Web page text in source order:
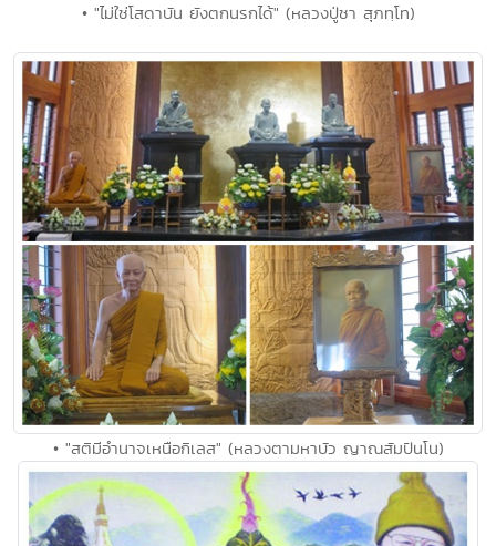
• "ไม่ใช่โสดาบัน ยังตกนรกได้" (หลวงปู่ชา สุภทฺโท)
• "สติมีอำนาจเหนือกิเลส" (หลวงตามหาบัว ญาณสัมปันโน)